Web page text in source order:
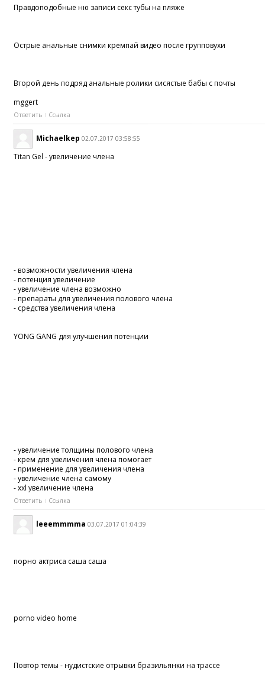
Правдоподобные ню записи секс тубы на пляже
Острые анальные снимки кремпай видео после групповухи
Второй день подряд анальные ролики сисястые бабы с почты
mggert
Ответить Ссылка
Michaelkep 02.07.2017 03:58:55
Titan Gel - увеличение члена
- возможности увеличения члена
- потенция увеличение
- увеличение члена возможно
- препараты для увеличения полового члена
- средства увеличения члена
YONG GANG для улучшения потенции
- увеличение толщины полового члена
- крем для увеличения члена помогает
- применение для увеличения члена
- увеличение члена самому
- xxl увеличение члена
Ответить Ссылка
leeemmmma 03.07.2017 01:04:39
порно актриса саша саша
porno video home
Повтор темы - нудистские отрывки бразильянки на трассе